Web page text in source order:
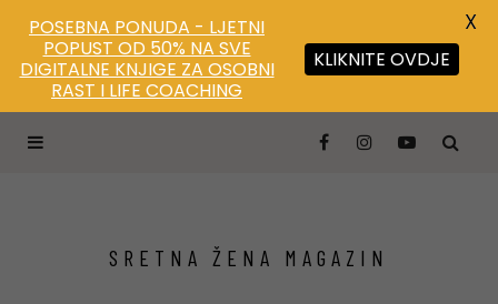
SRETNA ŽENA MAGAZIN
POSEBNA PONUDA - LJETNI
POPUST OD 50% NA SVE
DIGITALNE KNJIGE ZA OSOBNI
RAST I LIFE COACHING
KLIKNITE OVDJE
X